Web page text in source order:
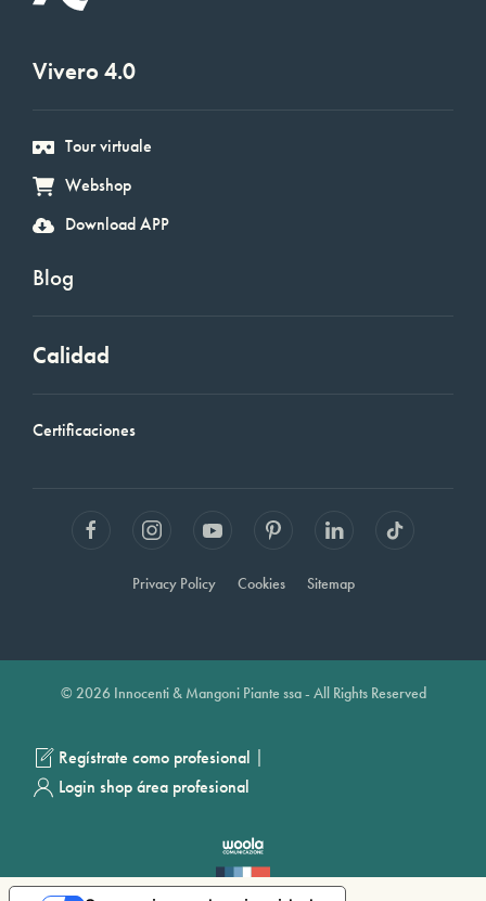
Vivero 4.0
Tour virtuale
Webshop
Download APP
Blog
Calidad
Certificaciones
Privacy Policy Cookies Sitemap
© 2026 Innocenti & Mangoni Piante ssa - All Rights Reserved
Regístrate como profesional |
Login shop área profesional